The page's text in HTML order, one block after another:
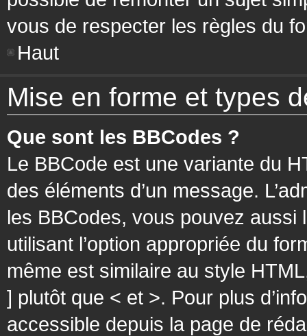
vous de respecter les règles du
Haut
Mise en forme et types
Que sont les BBCodes ?
Le BBCode est une variante du
des éléments d’un message.
les BBCodes, vous pouvez
utilisant l’option appropriée du
même est similaire au style
] plutôt que < et >. Pour plus
accessible depuis la page de